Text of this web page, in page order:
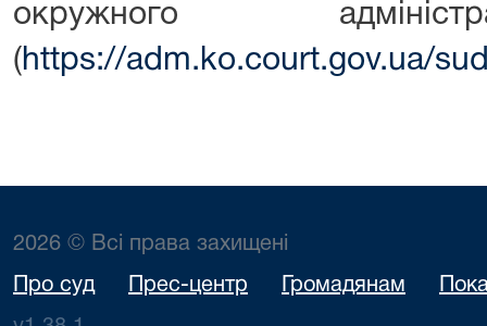
окружного
( https://adm.ko.court.gov.ua/
2026 © Всі права захищені
Про суд Прес-центр Громадянам